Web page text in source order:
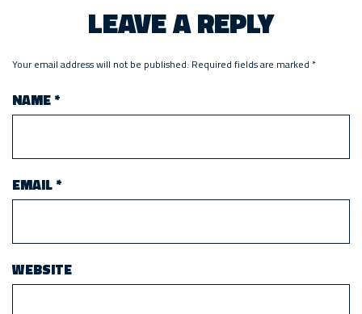
LEAVE A REPLY
Your email address will not be published. Required fields are marked *
NAME*
EMAIL*
WEBSITE